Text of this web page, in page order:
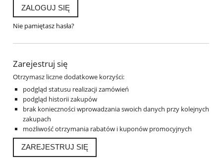
ZALOGUJ SIĘ
Nie pamiętasz hasła?
Zarejestruj się
Otrzymasz liczne dodatkowe korzyści:
podgląd statusu realizacji zamówień
podgląd historii zakupów
brak konieczności wprowadzania swoich danych przy kolejnych
zakupach
możliwość otrzymania rabatów i kuponów promocyjnych
ZAREJESTRUJ SIĘ